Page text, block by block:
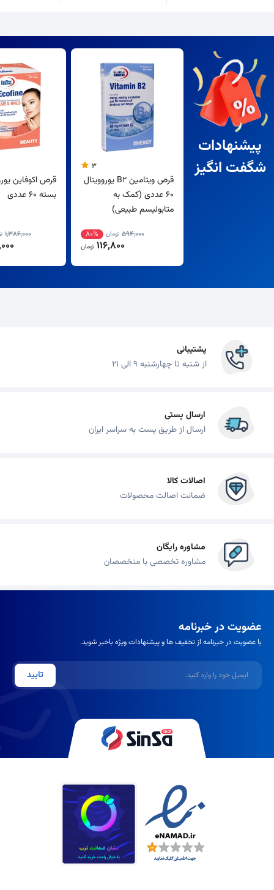
پیشنهادات
شگفت انگیز
3
قرص ویتامین B2 یوروویتال
60 عددی (کمک به
متابولیسم طبیعی)
594,000 تومان 80%
116,800 تومان
قرص اکوفاین
بسته 60 عددی
1,386,000
پشتیبانی
از شنبه تا چهارشنبه 9 الی 21
ارسال پستی
ارسال از طریق پست به سراسر ایران
اصالات کالا
ضمانت اصالت محصولات
مشاوره رایگان
مشاوره تخصصی با متخصصان
عضویت در خبرنامه
با عضویت در خبرنامه از تخفیف ها و پیشنهادات ویژه باخبر شوید.
ایمیل
تایید